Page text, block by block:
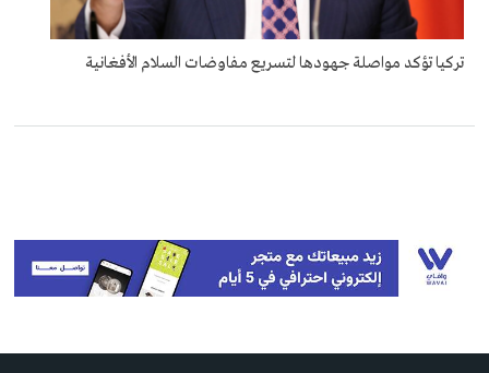
تركيا تؤكد مواصلة جهودها لتسريع مفاوضات السلام الأفغانية